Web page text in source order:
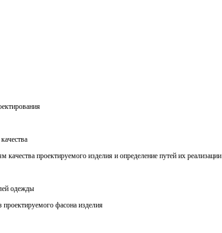
качества проектируемого изделия и определение путей их реализации
одежды
фасона изделия